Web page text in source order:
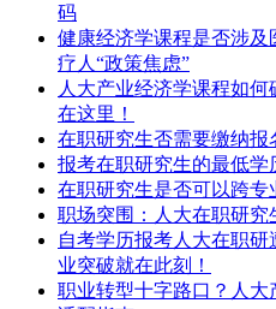
码
健康经济学课程是否涉
疗人“政策焦虑”
人大产业经济学课程如
在这里！
在职研究生否需要缴纳报
报考在职研究生的最低学
在职研究生是否可以跨专
职场突围：人大在职研究
自考学历报考人大在职
业突破就在此刻！
职业转型十字路口？人